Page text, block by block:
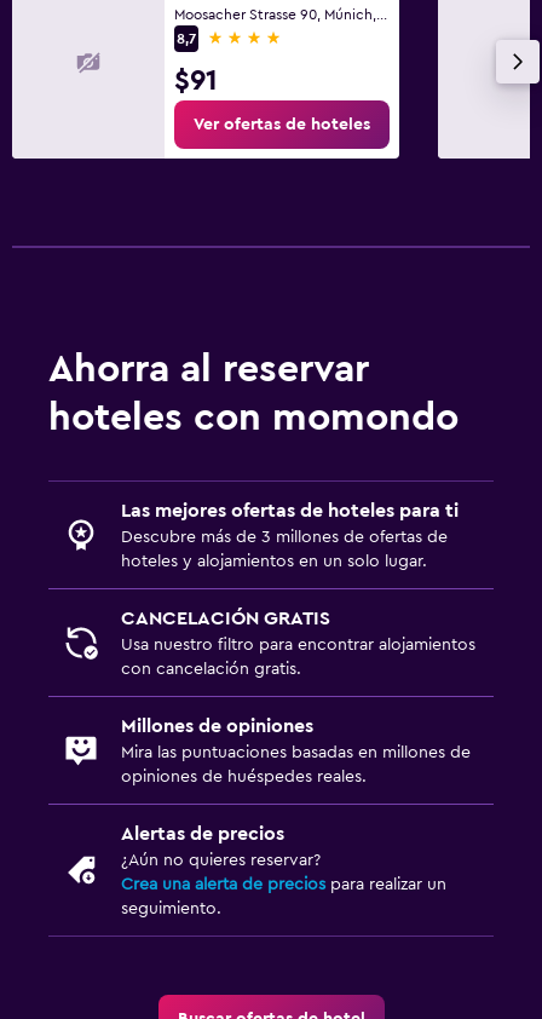
8,7
4 estrellas
$91
Ver ofertas de hoteles
Ahorra al reservar
hoteles con momondo
Las mejores ofertas de hoteles para ti
Descubre más de 3 millones de ofertas de
hoteles y alojamientos en un solo lugar.
CANCELACIÓN GRATIS
Usa nuestro filtro para encontrar alojamientos
con cancelación gratis.
Millones de opiniones
Mira las puntuaciones basadas en millones de
opiniones de huéspedes reales.
Alertas de precios
¿Aún no quieres reservar?
Crea una alerta de precios para realizar un
seguimiento.